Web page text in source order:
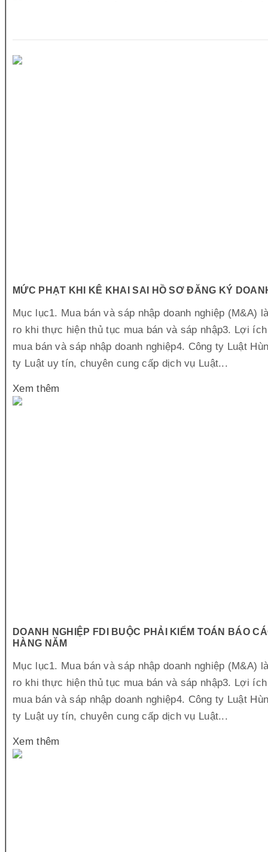
MỨC PHẠT KHI KÊ KHAI SAI HỒ SƠ ĐĂNG KÝ
Mục lục1. Mua bán và sáp nhập doanh nghiệp (M&A)
ro khi thực hiện thủ tục mua bán và sáp nhập3. Lợi
mua bán và sáp nhập doanh nghiệp4. Công ty Luật
ty Luật uy tín, chuyên cung cấp dịch vụ Luật...
Xem thêm
DOANH NGHIỆP FDI BUỘC PHẢI KIỂM TOÁN BÁO
HÀNG NĂM
Mục lục1. Mua bán và sáp nhập doanh nghiệp (M&A)
ro khi thực hiện thủ tục mua bán và sáp nhập3. Lợi
mua bán và sáp nhập doanh nghiệp4. Công ty Luật
ty Luật uy tín, chuyên cung cấp dịch vụ Luật...
Xem thêm